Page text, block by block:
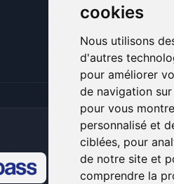
cookies
Nous utilisons
d'autres
pour améliorer
de navigation
pour vous
personnalisé et
ciblées, pour
de notre site et
comprendre la